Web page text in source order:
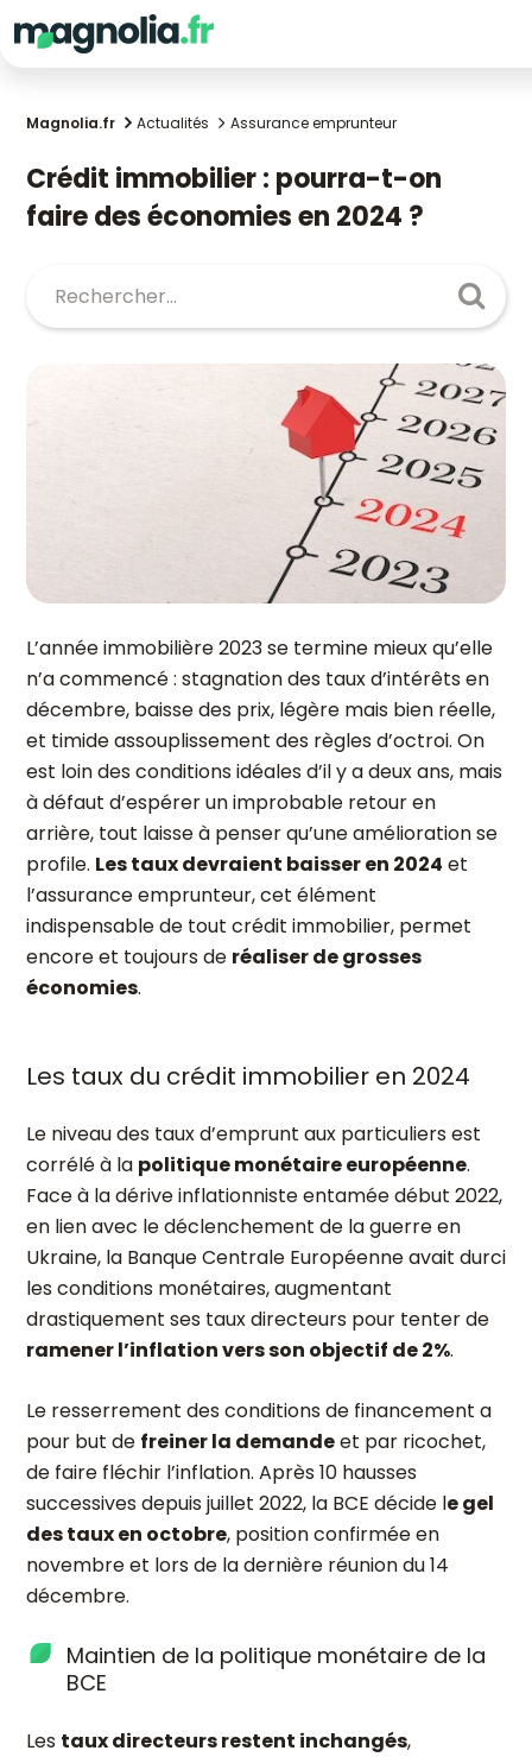
Magnolia.fr Actualités Assurance emprunteur
Crédit immobilier : pourra-t-on
faire des économies en 2024 ?
L’année immobilière 2023 se termine mieux qu’elle
n’a commencé : stagnation des taux d’intérêts en
décembre, baisse des prix, légère mais bien réelle,
et timide assouplissement des règles d’octroi. On
est loin des conditions idéales d’il y a deux ans, mais
à défaut d’espérer un improbable retour en
arrière, tout laisse à penser qu’une amélioration se
profile. Les taux devraient baisser en 2024 et
l’assurance emprunteur, cet élément
indispensable de tout crédit immobilier, permet
encore et toujours de réaliser de grosses
économies.
Les taux du crédit immobilier en 2024
Le niveau des taux d’emprunt aux particuliers est
corrélé à la politique monétaire européenne.
Face à la dérive inflationniste entamée début 2022,
en lien avec le déclenchement de la guerre en
Ukraine, la Banque Centrale Européenne avait durci
les conditions monétaires, augmentant
drastiquement ses taux directeurs pour tenter de
ramener l’inflation vers son objectif de 2%.
Le resserrement des conditions de financement a
pour but de freiner la demandeet par ricochet,
de faire fléchir l’inflation. Après 10 hausses
successives depuis juillet 2022, la BCE décide le gel
des taux en octobre, position confirmée en
novembre et lors de la dernière réunion du 14
décembre.
Maintien de la politique monétaire de la
BCE
Les taux directeurs restent inchangés,